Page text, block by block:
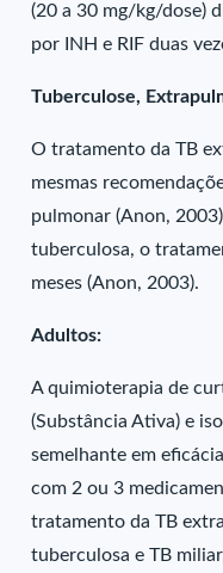
(20 a 30 mg/kg/dose)
por INH e RIF duas
Tuberculose,
O tratamento da TB
mesmas
pulmonar (Anon,
tuberculosa, o
meses (Anon, 2003).
Adultos:
A quimioterapia de
(Substância Ativa) e
semelhante em
com 2 ou 3
tratamento da TB
tuberculosa e TB